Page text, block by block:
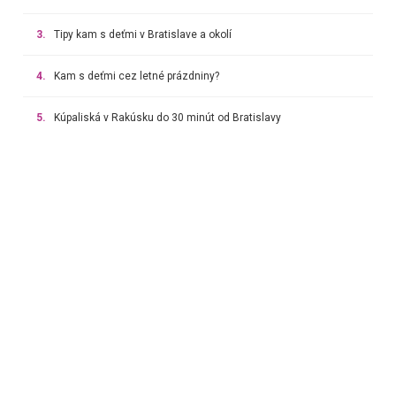
3. Tipy kam s deťmi v Bratislave a okolí
4. Kam s deťmi cez letné prázdniny?
5. Kúpaliská v Rakúsku do 30 minút od Bratislavy